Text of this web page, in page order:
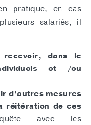
pratique, en cas
salariés, il
dans le
et /ou
d’autres mesures
réitération de ces
avec les